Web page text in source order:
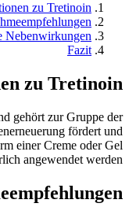
zu Tretinoin
Nebenwirkungen
Fazit
zu Tretinoin
gehört zur Gruppe der
fördert und
einer Creme oder Gel
angewendet werden.